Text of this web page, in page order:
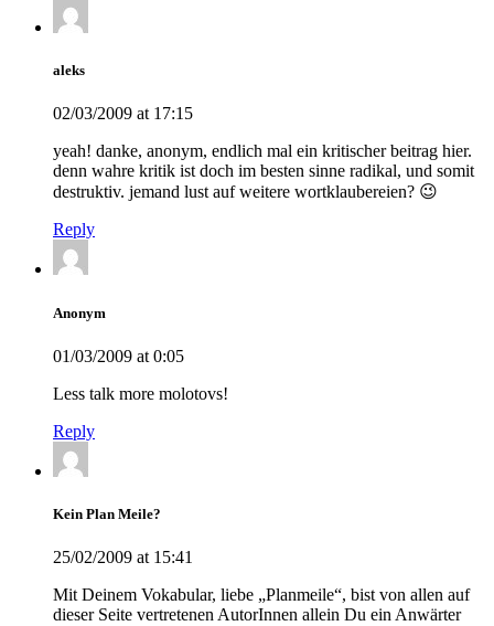
aleks
02/03/2009 at 17:15
yeah! danke, anonym, endlich mal ein kritischer beitrag hier.
denn wahre kritik ist doch im besten sinne radikal, und somit
destruktiv. jemand lust auf weitere wortklaubereien? 😉
Reply
Anonym
01/03/2009 at 0:05
Less talk more molotovs!
Reply
Kein Plan Meile?
25/02/2009 at 15:41
Mit Deinem Vokabular, liebe „Planmeile“, bist von allen auf
dieser Seite vertretenen AutorInnen allein Du ein Anwärter